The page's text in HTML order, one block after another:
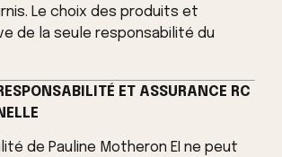
Le choix des produits et
de la seule responsabilité du
ET ASSURANCE RC
de Pauline Motheron EI ne peut